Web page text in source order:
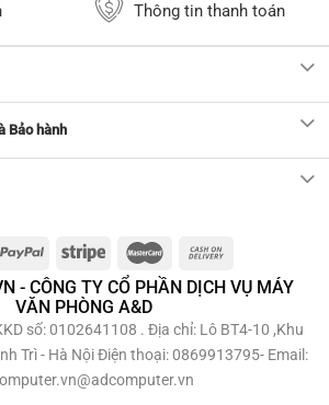
Thông tin thanh toán
Bảo hành
- CÔNG TY CỔ PHẦN DỊCH VỤ MÁY
VĂN PHÒNG A&D
số: 0102641108 . Địa chỉ: Lô BT4-10 ,Khu
Trì - Hà Nội Điện thoại: 0869913795- Email: